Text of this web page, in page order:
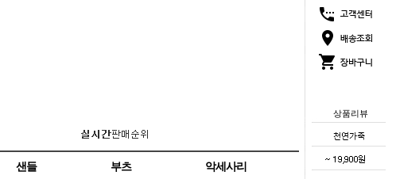
상품리뷰
샌들 부츠 악세사리